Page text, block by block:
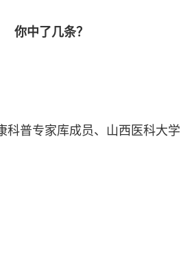
你中了几条？
科普专家库成员、山西医科大学